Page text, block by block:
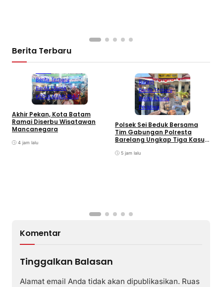
Berita Terbaru
Berita Terbaru
Berita Utama
KEPULAUAN RIAU
Akhir Pekan, Kota Batam
Ramai Diserbu Wisatawan
Mancanegara
4 jam lalu
Batam
Berita Terbaru
Berita Utama
Peristiwa
Polsek Sei Beduk Bersama
Tim Gabungan Polresta
Barelang Ungkap Tiga Kasus
5 jam lalu
Komentar
Tinggalkan Balasan
Alamat email Anda tidak akan dipublikasikan. Ruas